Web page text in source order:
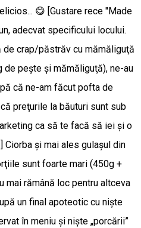
😋 [Gustare rece "Made
adecvat specificului locului.
de crap/păstrăv cu mămăliguţă
peşte şi mămăliguţă), ne-au
că ne-am făcut pofta de
preţurile la băuturi sunt sub
ca să te facă să iei şi o
Ciorba şi mai ales gulaşul din
sunt foarte mari (450g +
mai rămână loc pentru altceva
un final apoteotic cu nişte
în meniu şi nişte „porcării”